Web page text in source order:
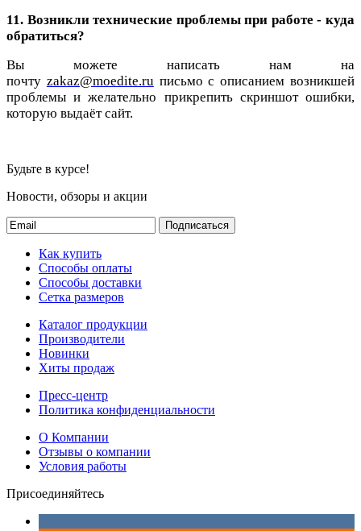
11. Возникли технические проблемы при работе - куда
обратиться?
Вы можете написать нам на
почту zakaz@moedite.ru письмо с описанием возникшей
проблемы и желательно прикрепить скриншот ошибки,
которую выдаёт сайт.
Будьте в курсе!
Новости, обзоры и акции
Подписаться
Как купить
Способы оплаты
Способы доставки
Сетка размеров
Каталог продукции
Производители
Новинки
Хиты продаж
Пресс-центр
Политика конфиденциальности
О Компании
Отзывы о компании
Условия работы
Присоединяйтесь